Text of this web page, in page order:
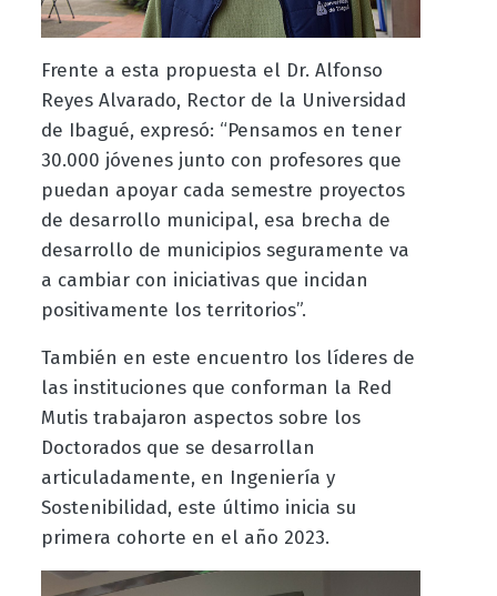
Frente a esta propuesta el Dr. Alfonso
Reyes Alvarado, Rector de la Universidad
de Ibagué, expresó: “Pensamos en tener
30.000 jóvenes junto con profesores que
puedan apoyar cada semestre proyectos
de desarrollo municipal, esa brecha de
desarrollo de municipios seguramente va
a cambiar con iniciativas que incidan
positivamente los territorios”.
También en este encuentro los líderes de
las instituciones que conforman la Red
Mutis trabajaron aspectos sobre los
Doctorados que se desarrollan
articuladamente, en Ingeniería y
Sostenibilidad, este último inicia su
primera cohorte en el año 2023.